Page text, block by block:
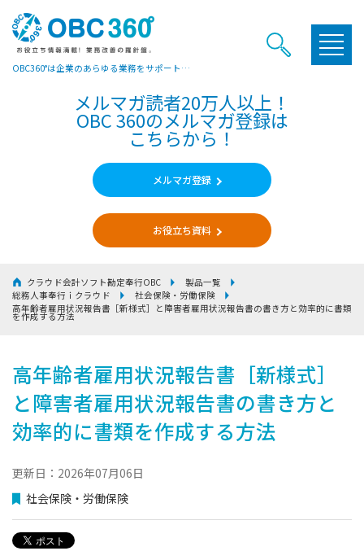
OBC360°は企業のあらゆる業務をサポートするヒントやお役立ち情報をご提供しています
メルマガ読者20万人以上！
OBC 360のメルマガ登録は
こちらから！
メルマガ登録
お役立ち資料
クラウド会計ソフト勘定奉行OBC
製品一覧
総務人事奉行ｉクラウド
社会保険・労働保険
⾼年齢者雇用状況報告書［新様式］と障害者雇⽤状況報告書の書き⽅と効率的に書類
を作成する⽅法
⾼年齢者雇用状況報告書［新様式］
と障害者雇⽤状況報告書の書き⽅と
効率的に書類を作成する⽅法
更新日：2026年07月06日
社会保険・労働保険